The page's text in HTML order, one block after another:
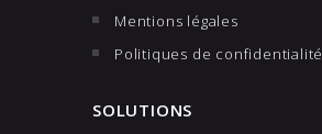
Mentions légales
Politiques de confidentialité
SOLUTIONS